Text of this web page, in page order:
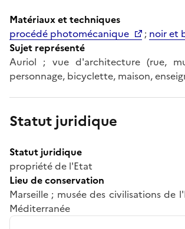
Matériaux et techniques
procédé photomécanique
; noir et
Sujet représenté
Auriol ; vue d'architecture (rue,
personnage, bicyclette, maison,
Statut juridique
Statut juridique
propriété de l'Etat
Lieu de conservation
Marseille ; musée des civilisations de
Méditerranée